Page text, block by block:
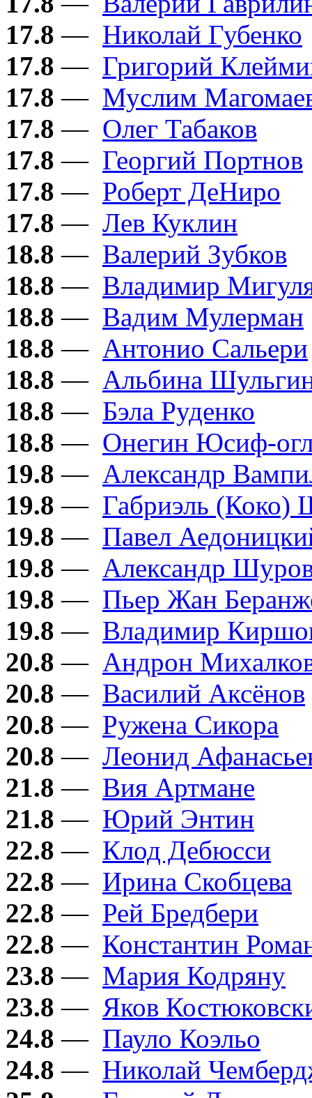
17.8 — Николай Губенко
17.8 — Григорий
17.8 — Муслим
17.8 — Олег Табаков
17.8 — Георгий Портнов
17.8 — Роберт ДеНиро
17.8 — Лев Куклин
18.8 — Валерий Зубков
18.8 — Владимир
18.8 — Вадим Мулерман
18.8 — Антонио Сальери
18.8 — Альбина
18.8 — Бэла Руденко
18.8 — Онегин Юсиф-
19.8 — Александр
19.8 — Габриэль (Коко)
19.8 — Павел
19.8 — Александр
19.8 — Пьер Жан
19.8 — Владимир
20.8 — Андрон
20.8 — Василий Аксёнов
20.8 — Ружена Сикора
20.8 — Леонид
21.8 — Вия Артмане
21.8 — Юрий Энтин
22.8 — Клод Дебюсси
22.8 — Ирина Скобцева
22.8 — Рей Бредбери
22.8 — Константин
23.8 — Мария Кодряну
23.8 — Яков
24.8 — Пауло Коэльо
24.8 — Николай